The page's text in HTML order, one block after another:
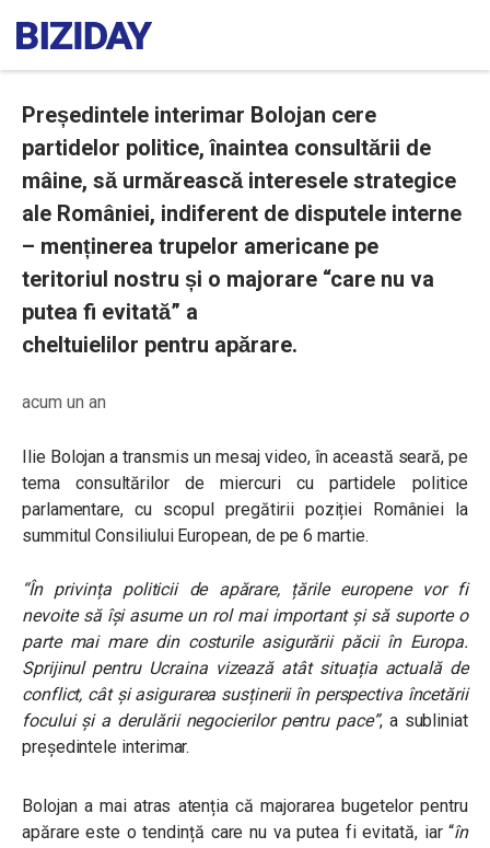
Președintele interimar Bolojan cere
partidelor politice, înaintea consultării de
mâine, să urmărească interesele strategice
ale României, indiferent de disputele interne
– menținerea trupelor americane pe
teritoriul nostru și o majorare “care nu va
putea fi evitată” a
cheltuielilor pentru apărare.
acum un an
Ilie Bolojan a transmis un mesaj video, în această seară, pe
tema consultărilor de miercuri cu partidele politice
parlamentare, cu scopul pregătirii poziției României la
summitul Consiliului European, de pe 6 martie.
“În privința politicii de apărare, țările europene vor fi
nevoite să își asume un rol mai important și să suporte o
parte mai mare din costurile asigurării păcii în Europa.
Sprijinul pentru Ucraina vizează atât situația actuală de
conflict, cât și asigurarea susținerii în perspectiva încetării
focului și a derulării negocierilor pentru pace”, a subliniat
președintele interimar.
Bolojan a mai atras atenția că majorarea bugetelor pentru
apărare este o tendință care nu va putea fi evitată, iar “în